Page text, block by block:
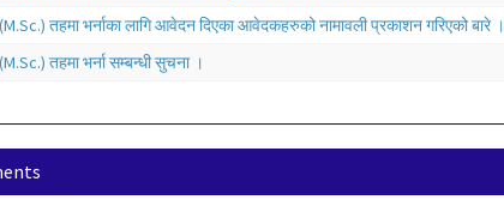
तहमा भर्नाका लागि आवेदन दिएका आवेदकहरुको नामावली प्रकाशन गरिएको बारे ।
तहमा भर्ना सम्बन्धी सुचना ।